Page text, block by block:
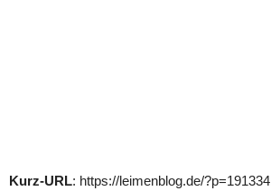
Kurz-URL: https://leimenblog.de/?p=191334